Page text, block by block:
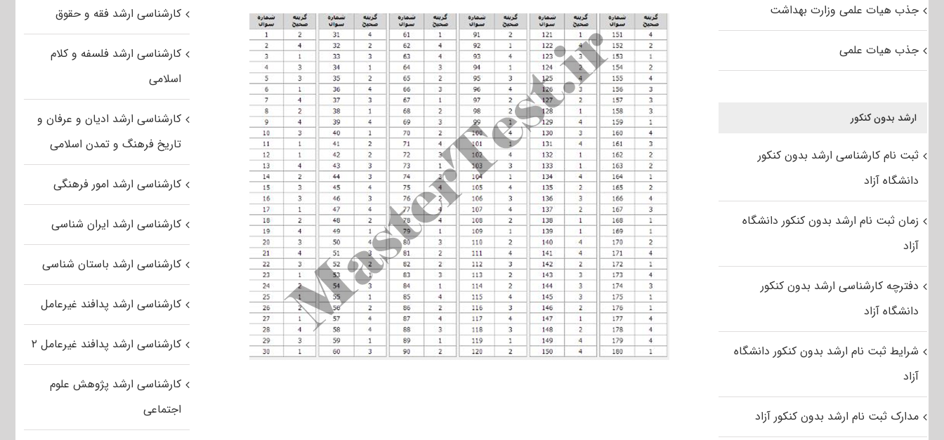
کارشناسی ارشد فقه و حقوق
کارشناسی ارشد فلسفه و کلام
اسلامی
کارشناسی ارشد ادیان و عرفان و
تاریخ فرهنگ و تمدن اسلامی
کارشناسی ارشد امور فرهنگی
کارشناسی ارشد ایران شناسی
کارشناسی ارشد باستان شناسی
کارشناسی ارشد پدافند غیرعامل
کارشناسی ارشد پدافند غیرعامل ۲
کارشناسی ارشد پژوهش علوم
اجتماعی
جذب هیات علمی وزارت بهداشت
جذب هیات علمی
ارشد بدون کنکور
ثبت نام کارشناسی ارشد بدون کنکور
دانشگاه آزاد
زمان ثبت نام ارشد بدون کنکور دانشگاه
آزاد
دفترچه کارشناسی ارشد بدون کنکور
دانشگاه آزاد
شرایط ثبت نام ارشد بدون کنکور دانشگاه
آزاد
مدارک ثبت نام ارشد بدون کنکور آزاد